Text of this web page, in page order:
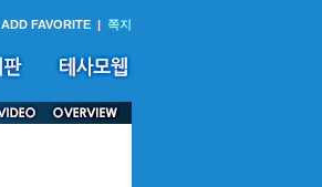
ADD FAVORITE | 쪽지